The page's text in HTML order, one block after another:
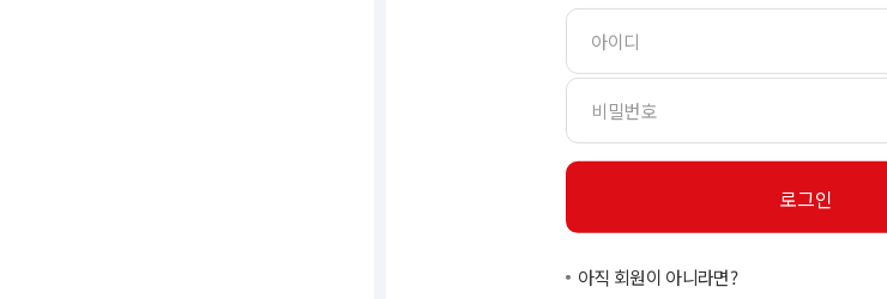
아직 회원이 아니라면?